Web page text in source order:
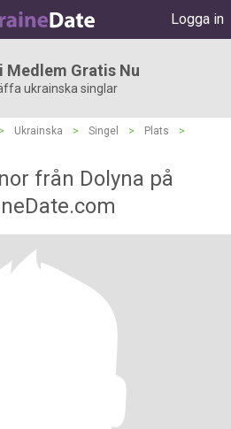
Logga in
Medlem Gratis Nu
ukrainska singlar
> Ukrainska > Singel > Plats
>
från Dolyna på